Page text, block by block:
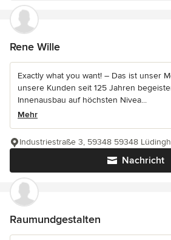
Rene Wille
Exactly what you want! – Das ist unser
unsere Kunden seit 125 Jahren
Innenausbau auf höchsten Nivea...
Mehr
Nachricht
Industriestraße 3, 59348 59348
Raumundgestalten